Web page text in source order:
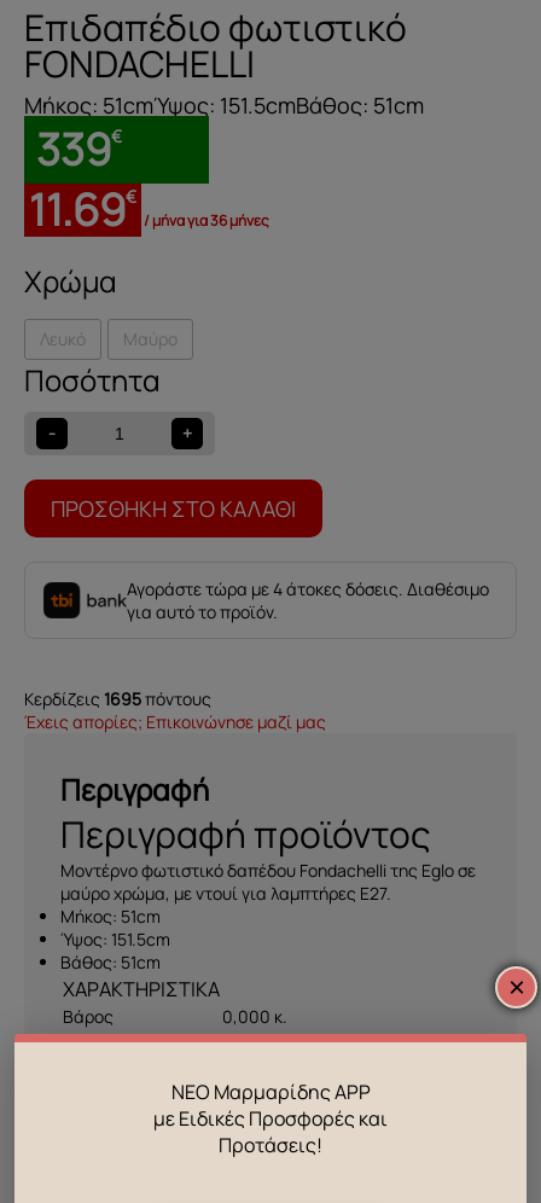
Επιδαπέδιο φωτιστικό
FONDACHELLI
Μήκος: 51cmΎψος: 151.5cmΒάθος: 51cm
339€
11.69€
/ μήνα για 36 μήνες
Χρώμα
Λευκό Μαύρο
-
Επιδαπέδιο
φωτιστικό
FONDACHELLI
ποσότητα
+
ΠΡΟΣΘΉΚΗ ΣΤΟ ΚΑΛΆΘΙ
Αγοράστε τώρα με 4 άτοκες δόσεις. Διαθέσιμο
για αυτό το προϊόν.
Κερδίζεις 1695πόντους
Έχεις απορίες; Επικοινώνησε μαζί μας
Περιγραφή
Περιγραφή προϊόντος
Μοντέρνο φωτιστικό δαπέδου Fondachelli της Eglo σε
μαύρο χρώμα, με ντουί για λαμπτήρες E27.
Μήκος: 51cm
Ύψος: 151.5cm
Βάθος: 51cm
Βάρος 0,000 κ.
Συμβατικό-HV
1 x 60 W
×
ΝΕΟ Μαρμαρίδης APP
με Ειδικές Προσφορές και
Προτάσεις!